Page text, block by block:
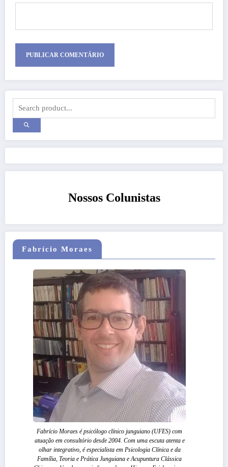
Nossos Colunistas
Fabrício Moraes
Fabrício Moraes é psicólogo clínico junguiano (UFES) com
atuação em consultório desde 2004. Com uma escuta atenta e
olhar integrativo, é especialista em Psicologia Clínica e da
Família, Teoria e Prática Junguiana e Acupuntura Clássica